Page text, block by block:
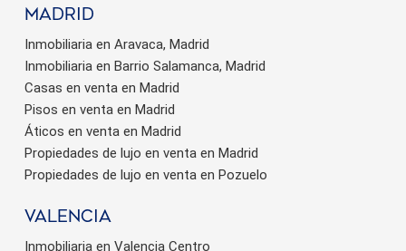
Madrid
Inmobiliaria en Aravaca, Madrid
Inmobiliaria en Barrio Salamanca, Madrid
Casas en venta en Madrid
Pisos en venta en Madrid
Áticos en venta en Madrid
Propiedades de lujo en venta en Madrid
Propiedades de lujo en venta en Pozuelo
valencia
Inmobiliaria en Valencia Centro